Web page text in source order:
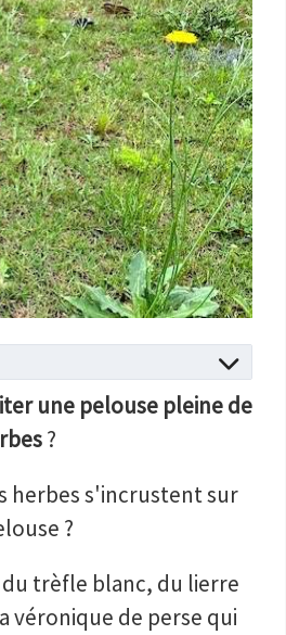
une pelouse pleine de
?
herbes s'incrustent sur
?
trèfle blanc, du lierre
véronique de perse qui